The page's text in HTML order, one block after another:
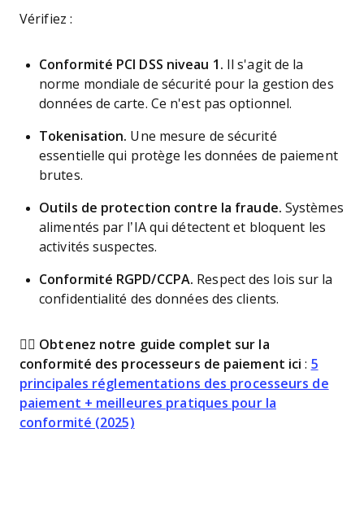
Vérifiez :
Conformité PCI DSS niveau 1. Il s'agit de la
norme mondiale de sécurité pour la gestion des
données de carte. Ce n'est pas optionnel.
Tokenisation. Une mesure de sécurité
essentielle qui protège les données de paiement
brutes.
Outils de protection contre la fraude. Systèmes
alimentés par l’IA qui détectent et bloquent les
activités suspectes.
Conformité RGPD/CCPA. Respect des lois sur la
confidentialité des données des clients.
👉🏼 Obtenez notre guide complet sur la
conformité des processeurs de paiement ici : 5
principales réglementations des processeurs de
paiement + meilleures pratiques pour la
conformité (2025)